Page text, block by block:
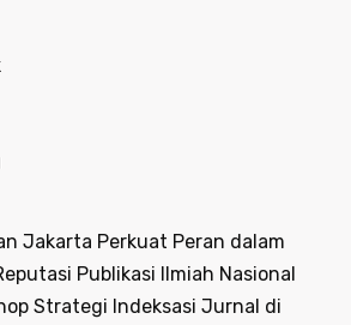
Jakarta Perkuat Peran dalam
Publikasi Ilmiah Nasional
Strategi Indeksasi Jurnal di